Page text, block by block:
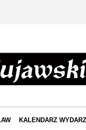
KALENDARZ